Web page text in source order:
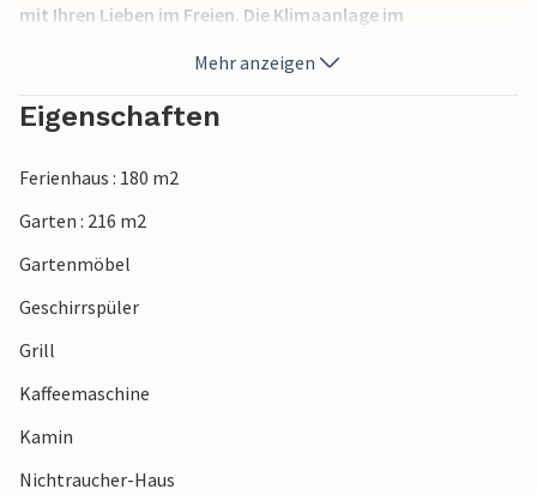
mit Ihren Lieben im Freien. Die Klimaanlage im
Ort zu zahlende Gebühr benutzt werden.
Heizung/Außenwhirlpool gegen Gebühr vor Ort.
Mehr anzeigen
Eigenschaften
Ferienhaus : 180 m2
Garten : 216 m2
Gartenmöbel
Geschirrspüler
Grill
Kaffeemaschine
Kamin
Nichtraucher-Haus